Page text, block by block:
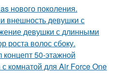
нового поколения.
внешность девушки с
девушки с длинными
роста волос сбоку.
50-этажной
с комнатой для Air Force One